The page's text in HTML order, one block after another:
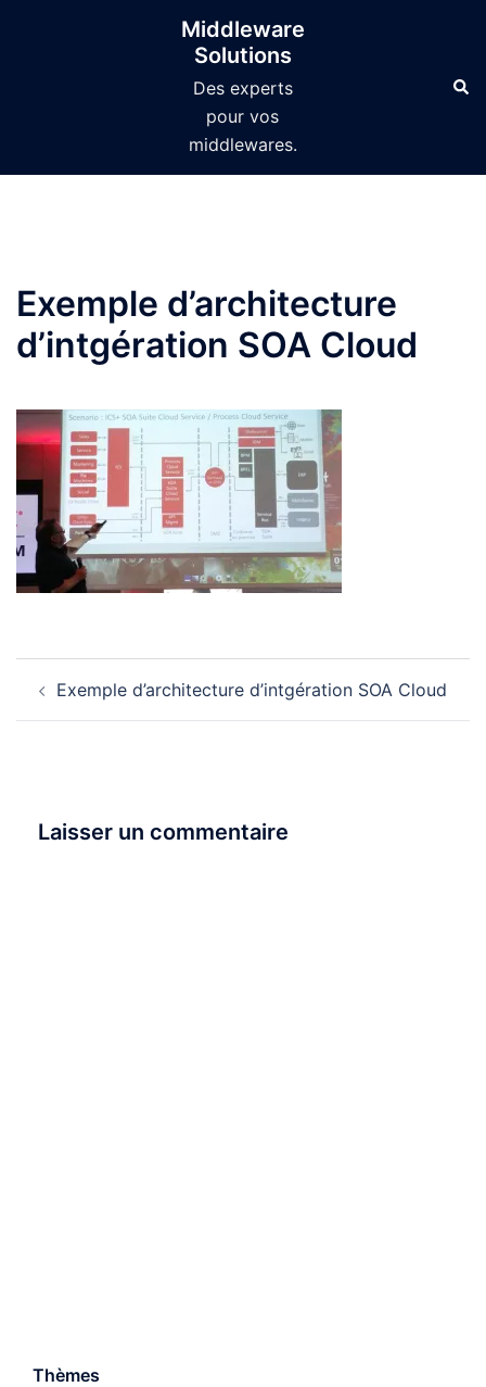
Middleware
Solutions
Des experts
pour vos
middlewares.
Exemple d’architecture
d’intgération SOA Cloud
d’article
Exemple d’architecture d’intgération SOA Cloud
Laisser un commentaire
Thèmes